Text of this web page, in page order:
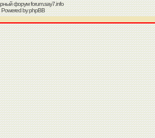
форумforum.say7.info
Powered byphpBB